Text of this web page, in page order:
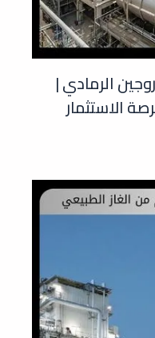
الرمادي |
الاستثمار